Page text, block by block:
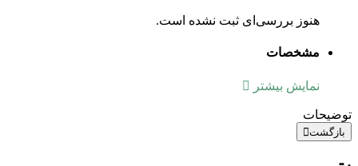
هنوز بررسی‌ای ثبت نشده است.
مشخصات
نمایش بیشتر
توضیحات
بازگشت